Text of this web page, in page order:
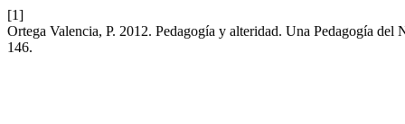
[1]
Ortega Valencia, P. 2012. Pedagogía y alteridad. Una Pedagogía del
146.